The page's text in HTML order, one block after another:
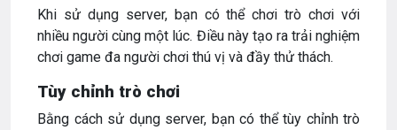
Khi sử dụng server, bạn có thể chơi trò chơi với
nhiều người cùng một lúc. Điều này tạo ra trải nghiệm
chơi game đa người chơi thú vị và đầy thử thách.
Tùy chỉnh trò chơi
Bằng cách sử dụng server, bạn có thể tùy chỉnh trò